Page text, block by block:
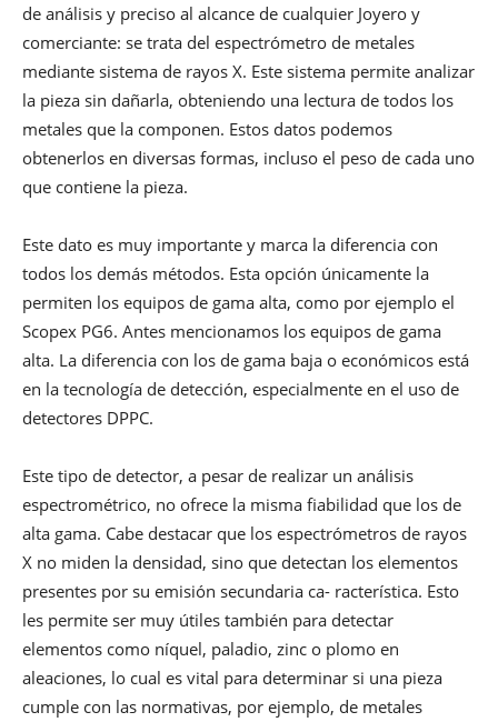
de análisis y preciso al alcance de cualquier Joyero y
comerciante: se trata del espectrómetro de metales
mediante sistema de rayos X. Este sistema permite analizar
la pieza sin dañarla, obteniendo una lectura de todos los
metales que la componen. Estos datos podemos
obtenerlos en diversas formas, incluso el peso de cada uno
que contiene la pieza.
Este dato es muy importante y marca la diferencia con
todos los demás métodos. Esta opción únicamente la
permiten los equipos de gama alta, como por ejemplo el
Scopex PG6. Antes mencionamos los equipos de gama
alta. La diferencia con los de gama baja o económicos está
en la tecnología de detección, especialmente en el uso de
detectores DPPC.
Este tipo de detector, a pesar de realizar un análisis
espectrométrico, no ofrece la misma fiabilidad que los de
alta gama. Cabe destacar que los espectrómetros de rayos
X no miden la densidad, sino que detectan los elementos
presentes por su emisión secundaria ca- racterística. Esto
les permite ser muy útiles también para detectar
elementos como níquel, paladio, zinc o plomo en
aleaciones, lo cual es vital para determinar si una pieza
cumple con las normativas, por ejemplo, de metales